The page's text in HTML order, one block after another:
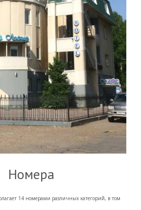
Номера
14 номерами различных категорий, в том